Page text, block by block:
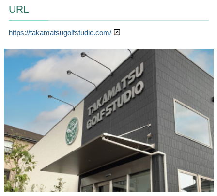
URL
https://takamatsugolfstudio.com/